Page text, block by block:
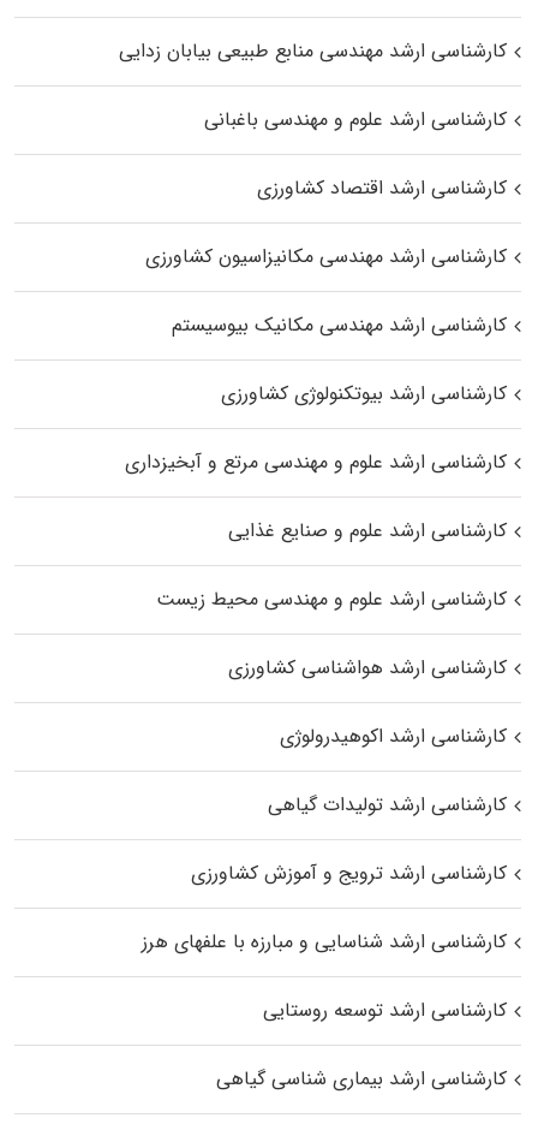
کارشناسی ارشد مهندسی منابع طبیعی بیابان زدایی
کارشناسی ارشد علوم و مهندسی باغبانی
کارشناسی ارشد اقتصاد کشاورزی
کارشناسی ارشد مهندسی مکانیزاسیون کشاورزی
کارشناسی ارشد مهندسی مکانیک بیوسیستم
کارشناسی ارشد بیوتکنولوژی کشاورزی
کارشناسی ارشد علوم و مهندسی مرتع و آبخیزداری
کارشناسی ارشد علوم و صنایع غذایی
کارشناسی ارشد علوم و مهندسی محیط زیست
کارشناسی ارشد هواشناسی کشاورزی
کارشناسی ارشد اکوهیدرولوژی
کارشناسی ارشد تولیدات گیاهی
کارشناسی ارشد ترویج و آموزش کشاورزی
کارشناسی ارشد شناسایی و مبارزه با علفهای هرز
کارشناسی ارشد توسعه روستایی
کارشناسی ارشد بیماری‌ شناسی گیاهی